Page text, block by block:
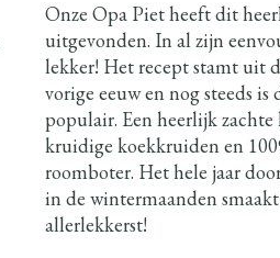
Onze Opa Piet heeft dit
uitgevonden. In al zijn
lekker! Het recept stamt uit
vorige eeuw en nog steeds is
populair. Een heerlijk zachte
kruidige koekkruiden en
roomboter. Het hele jaar
in de wintermaanden
allerlekkerst!